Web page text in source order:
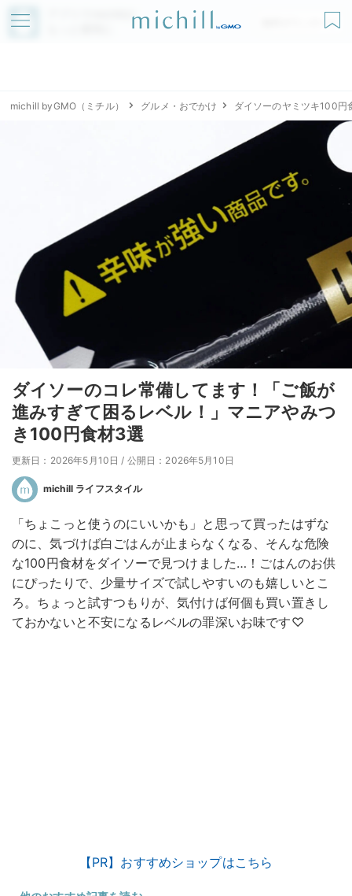
アプリでmichillが
無料ダウンロード
michill byGMO（ミチル） グルメ・おでかけ ダイソーのヤミツキ100円
ダイソーのコレ常備してます！「ご飯が
進みすぎて困るレベル！」マニアやみつ
き100円食材3選
更新日：2026年5月10日 / 公開日：2026年5月10日
michill ライフスタイル
「ちょこっと使うのにいいかも」と思って買ったはずな
のに、気づけば白ごはんが止まらなくなる、そんな危険
な100円食材をダイソーで見つけました…！ごはんのお供
にぴったりで、少量サイズで試しやすいのも嬉しいとこ
ろ。ちょっと試すつもりが、気付けば何個も買い置きし
ておかないと不安になるレベルの罪深いお味です♡
【PR】おすすめショップはこちら